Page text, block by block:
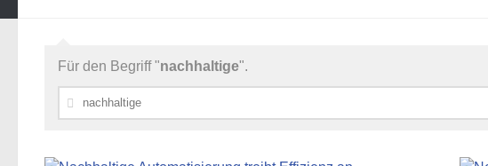
Für den Begriff "nachhaltige".
Suchen
nach: